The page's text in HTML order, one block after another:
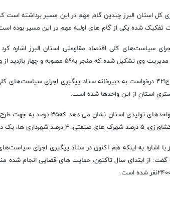
استان البرز چندین گام مهم در این مسیر برداشته است
شده یکی از گام های اولیه مهم در این مسیر بوده
به۵۹ مصوبه و چهار بازدید از واحدهای تولیدی شده است.
فاضلی هریکندی با اشاره به ارجاع۴۲۱ درخواست به دبیرخانه ستاد